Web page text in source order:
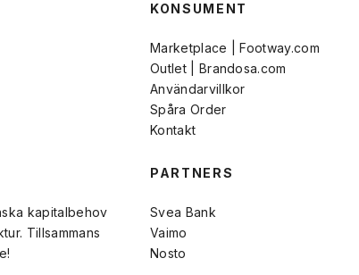
KONSUMENT
Marketplace | Footway.com
Outlet | Brandosa.com
Användarvillkor
Spåra Order
Kontakt
kapitalbehov
Tillsammans
PARTNERS
Svea Bank
Vaimo
Nosto